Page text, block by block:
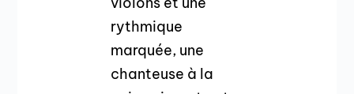
rythmique
marquée, une
chanteuse à la